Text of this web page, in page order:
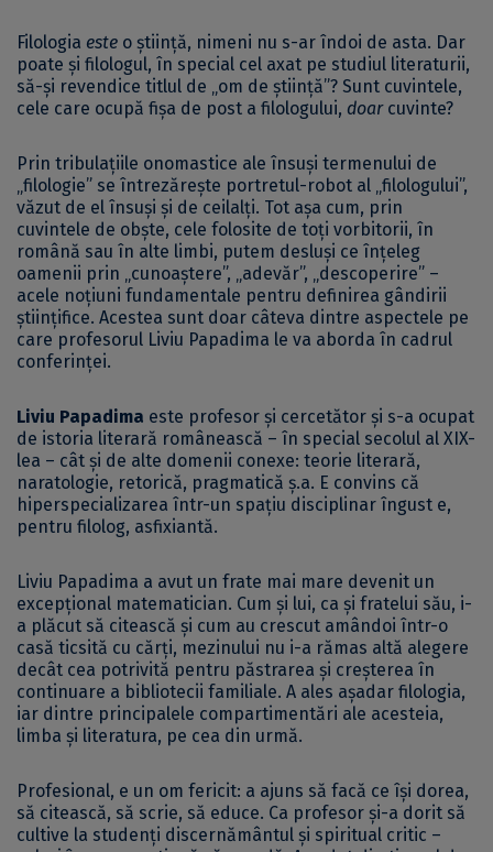
Filologia este o știință, nimeni nu s-ar îndoi de asta. Dar
poate și filologul, în special cel axat pe studiul literaturii,
să-și revendice titlul de „om de știință”? Sunt cuvintele,
cele care ocupă fișa de post a filologului, doarcuvinte?
Prin tribulațiile onomastice ale însuși termenului de
„filologie” se întrezărește portretul-robot al „filologului”,
văzut de el însuși și de ceilalți. Tot așa cum, prin
cuvintele de obște, cele folosite de toți vorbitorii, în
română sau în alte limbi, putem desluși ce înțeleg
oamenii prin „cunoaștere”, „adevăr”, „descoperire” –
acele noțiuni fundamentale pentru definirea gândirii
științifice. Acestea sunt doar câteva dintre aspectele pe
care profesorul Liviu Papadima le va aborda în cadrul
conferinței.
Liviu Papadima este profesor și cercetător și s-a ocupat
de istoria literară românească – în special secolul al XIX-
lea – cât și de alte domenii conexe: teorie literară,
naratologie, retorică, pragmatică ș.a. E convins că
hiperspecializarea într-un spațiu disciplinar îngust e,
pentru filolog, asfixiantă.
Liviu Papadima a avut un frate mai mare devenit un
excepțional matematician. Cum și lui, ca și fratelui său, i-
a plăcut să citească și cum au crescut amândoi într-o
casă ticsită cu cărți, mezinului nu i-a rămas altă alegere
decât cea potrivită pentru păstrarea și creșterea în
continuare a bibliotecii familiale. A ales așadar filologia,
iar dintre principalele compartimentări ale acesteia,
limba și literatura, pe cea din urmă.
Profesional, e un om fericit: a ajuns să facă ce își dorea,
să citească, să scrie, să educe. Ca profesor și-a dorit să
cultive la studenți discernământul și spiritual critic –